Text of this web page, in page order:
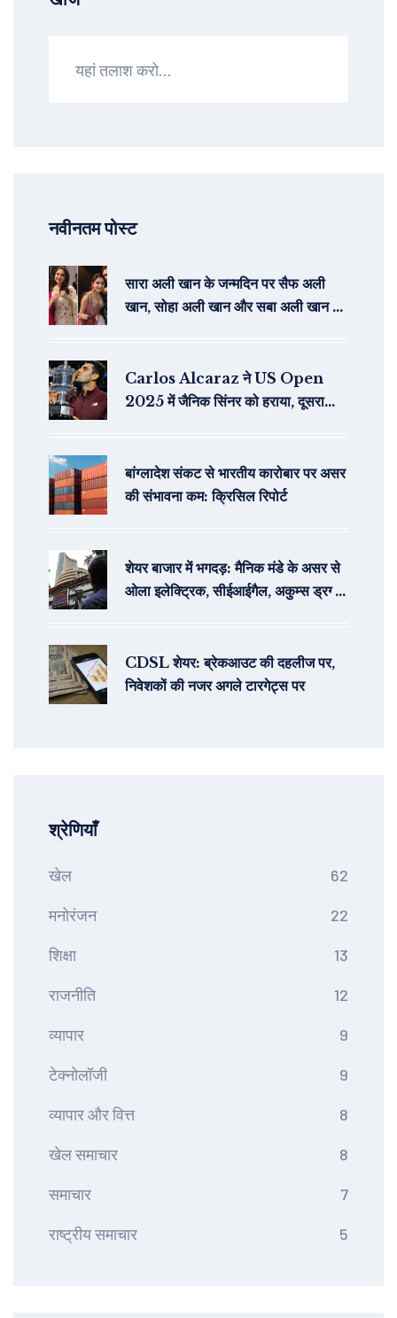
नवीनतम पोस्ट
सारा अली खान के जन्मदिन पर सैफ अली
खान, सोहा अली खान और सबा अली खान ने
Carlos Alcaraz ने US Open
2025 में जैनिक सिंनर को हराया, दूसरा
बांग्लादेश संकट से भारतीय कारोबार पर असर
की संभावना कम: क्रिसिल रिपोर्ट
शेयर बाजार में भगदड़: मैनिक मंडे के असर से
ओला इलेक्ट्रिक, सीईआईगैल, अकुम्स ड्रग्स
CDSL शेयर: ब्रेकआउट की दहलीज पर,
निवेशकों की नजर अगले टारगेट्स पर
श्रेणियाँ
खेल 62
मनोरंजन 22
शिक्षा 13
राजनीति 12
व्यापार 9
टेक्नोलॉजी 9
व्यापार और वित्त 8
खेल समाचार 8
समाचार 7
राष्ट्रीय समाचार 5